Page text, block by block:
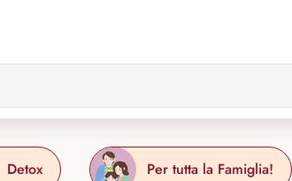
Detox Per tutta la Famiglia!